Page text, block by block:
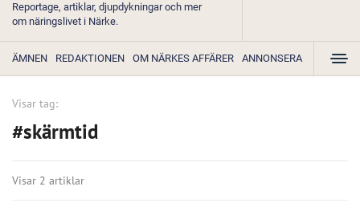
Reportage, artiklar, djupdykningar och mer
om näringslivet i Närke.
ÄMNEN REDAKTIONEN OM NÄRKES AFFÄRER ANNONSERA
Visar tag:
#skärmtid
Visar 2 artiklar